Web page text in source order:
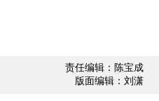
责任编辑：陈宝成
版面编辑：刘潇